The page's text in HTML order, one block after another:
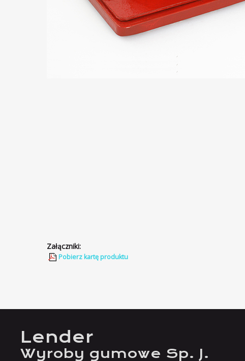
Załączniki:
Pobierz kartę produktu
Lender
Wyroby gumowe Sp. J.